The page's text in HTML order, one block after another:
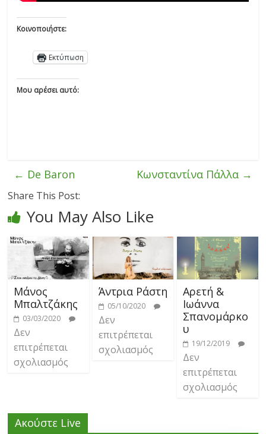
Κοινοποιήστε:
Εκτύπωση
Μου αρέσει αυτό:
← De Baron Κωνσταντίνα Πάλλα →
Share This Post:
You May Also Like
Μάνος
Μπαλτζάκης
03/03/2020
Δεν
επιτρέπεται
σχολιασμός
Άντρια Ράστη
05/10/2020
Δεν
επιτρέπεται
σχολιασμός
Αρετή &
Ιωάννα
Σπανομάρκο
υ
19/12/2019
Δεν
επιτρέπεται
σχολιασμός
Ακούστε Live